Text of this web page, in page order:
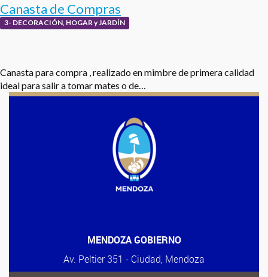
Canasta de Compras
3- DECORACIÓN, HOGAR y JARDÍN
Canasta para compra , realizado en mimbre de primera calidad
ideal para salir a tomar mates o de…
MENDOZA GOBIERNO
Av. Peltier 351 - Ciudad, Mendoza